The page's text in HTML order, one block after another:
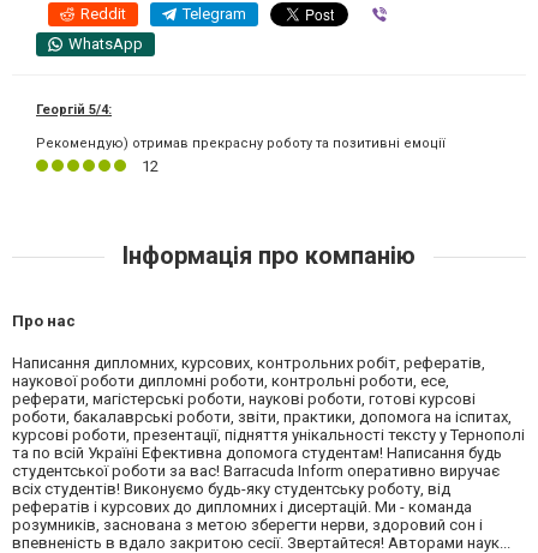
Reddit Telegram
WhatsApp
Георгій 5/4:
Рекомендую) отримав прекрасну роботу та позитивні емоції
12
Інформація про компанію
Про нас
Написання дипломних, курсових, контрольних робіт, рефератів,
наукової роботи дипломні роботи, контрольні роботи, есе,
реферати, магістерські роботи, наукові роботи, готові курсові
роботи, бакалаврські роботи, звіти, практики, допомога на іспитах,
курсові роботи, презентації, підняття унікальності тексту у Тернополі
та по всій Україні Ефективна допомога студентам! Написання будь
студентської роботи за вас! Barracuda Inform оперативно виручає
всіх студентів! Виконуємо будь-яку студентську роботу, від
рефератів і курсових до дипломних і дисертацій. Ми - команда
розумників, заснована з метою зберегти нерви, здоровий сон і
впевненість в вдало закритою сесії. Звертайтеся! Авторами наук...